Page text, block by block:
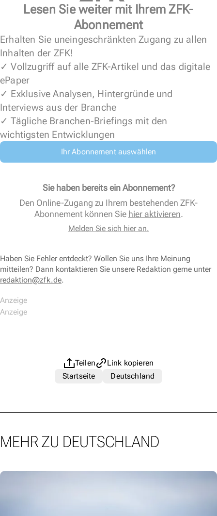
Lesen Sie weiter mit Ihrem ZFK-
Abonnement
Erhalten Sie uneingeschränkten Zugang zu allen
Inhalten der ZFK!
✓ Vollzugriff auf alle ZFK-Artikel und das digitale
ePaper
✓ Exklusive Analysen, Hintergründe und
Interviews aus der Branche
✓ Tägliche Branchen-Briefings mit den
wichtigsten Entwicklungen
Ihr Abonnement auswählen
Sie haben bereits ein Abonnement?
Den Online-Zugang zu Ihrem bestehenden ZFK-
Abonnement können Sie hier aktivieren.
Melden Sie sich hier an.
Haben Sie Fehler entdeckt? Wollen Sie uns Ihre Meinung
mitteilen? Dann kontaktieren Sie unsere Redaktion gerne unter
redaktion@zfk.de.
Teilen
Link kopieren
Startseite
Deutschland
MEHR ZU DEUTSCHLAND